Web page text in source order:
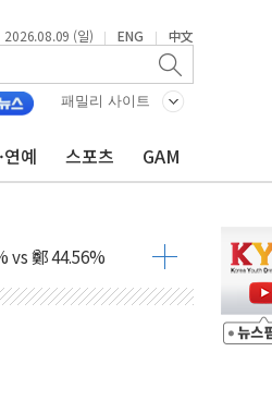
2026.08.09 (일) | ENG | 中文
패밀리 사이트
연예 스포츠 GAM
력'
통제구간 없어
42.08%
송영길 11.63%